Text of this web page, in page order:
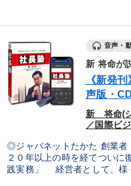
音声・
新 将命が
《新発
声版・
新 将命(
／国際ビ
◎ジャパネットたかた 創業
２０年以上の時を経てついに
践実務」 経営者として、様